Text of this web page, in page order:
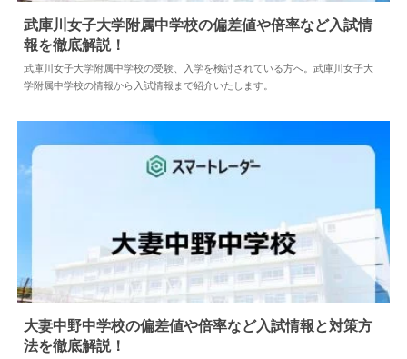
中学情報 2024.04.02
武庫川女子大学附属中学校の偏差値や倍率など入試情
報を徹底解説！
武庫川女子大学附属中学校の受験、入学を検討されている方へ。武庫川女子大
学附属中学校の情報から入試情報まで紹介いたします。
大妻中野中学校の偏差値や倍率など入試情報と対策方
法を徹底解説！